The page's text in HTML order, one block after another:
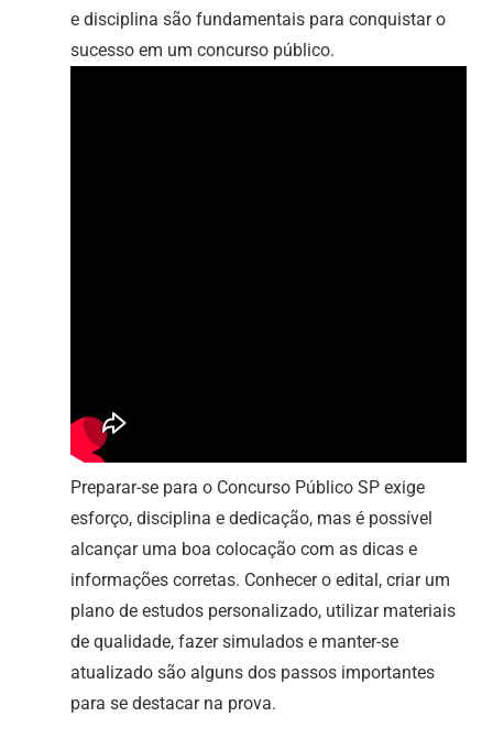
e disciplina são fundamentais para conquistar o
sucesso em um concurso público.
Preparar-se para o Concurso Público SP exige
esforço, disciplina e dedicação, mas é possível
alcançar uma boa colocação com as dicas e
informações corretas. Conhecer o edital, criar um
plano de estudos personalizado, utilizar materiais
de qualidade, fazer simulados e manter-se
atualizado são alguns dos passos importantes
para se destacar na prova.